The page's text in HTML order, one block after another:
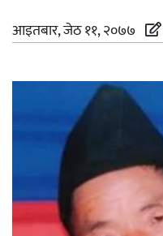
आइतबार, जेठ ११, २०७७